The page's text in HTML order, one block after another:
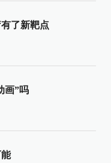
了新靶点
画”吗